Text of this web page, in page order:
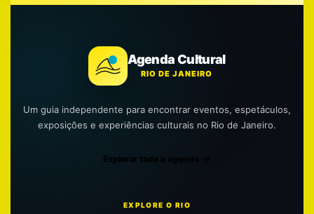
Agenda Cultural
RIO DE JANEIRO
Um guia independente para encontrar eventos, espetáculos,
exposições e experiências culturais no Rio de Janeiro.
Explorar toda a agenda
EXPLORE O RIO